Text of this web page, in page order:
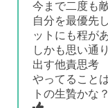
今まで二度も
自分を最優先
ットにも程が
しかも思い通
出す他責思考
やってること
トの生贄かな？